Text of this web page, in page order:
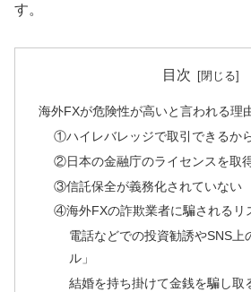
す。
目次
海外FXが危険性が高いと言われる理
①ハイレバレッジで取引できるか
②日本の金融庁のライセンスを取
③信託保全が義務化されていない
④海外FXの詐欺業者に騙されるリ
電話などでの投資勧誘やSNS上
ル」
結婚を持ち掛けて金銭を騙し取